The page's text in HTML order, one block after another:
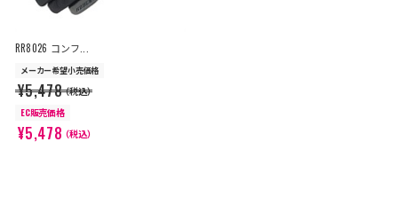
RR8026 コンフ...
メーカー希望小売価格
¥5,478（税込）
EC販売価格
¥5,478（税込）